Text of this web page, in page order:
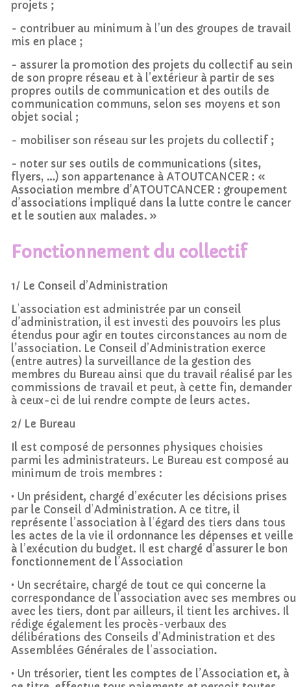
projets ;
- contribuer au minimum à l’un des groupes de travail
mis en place ;
- assurer la promotion des projets du collectif au sein
de son propre réseau et à l’extérieur à partir de ses
propres outils de communication et des outils de
communication communs, selon ses moyens et son
objet social ;
- mobiliser son réseau sur les projets du collectif ;
- noter sur ses outils de communications (sites,
flyers, …) son appartenance à ATOUTCANCER : «
Association membre d’ATOUTCANCER : groupement
d’associations impliqué dans la lutte contre le cancer
et le soutien aux malades. »
Fonctionnement du collectif
1/ Le Conseil d’Administration
L’association est administrée par un conseil
d’administration, il est investi des pouvoirs les plus
étendus pour agir en toutes circonstances au nom de
l’association. Le Conseil d’Administration exerce
(entre autres) la surveillance de la gestion des
membres du Bureau ainsi que du travail réalisé par les
commissions de travail et peut, à cette fin, demander
à ceux-ci de lui rendre compte de leurs actes.
2/ Le Bureau
Il est composé de personnes physiques choisies
parmi les administrateurs. Le Bureau est composé au
minimum de trois membres :
• Un président, chargé d’exécuter les décisions prises
par le Conseil d’Administration. A ce titre, il
représente l’association à l’égard des tiers dans tous
les actes de la vie il ordonnance les dépenses et veille
à l’exécution du budget. Il est chargé d’assurer le bon
fonctionnement de l’Association
• Un secrétaire, chargé de tout ce qui concerne la
correspondance de l’association avec ses membres ou
avec les tiers, dont par ailleurs, il tient les archives. Il
rédige également les procès-verbaux des
délibérations des Conseils d’Administration et des
Assemblées Générales de l’association.
• Un trésorier, tient les comptes de l’Association et, à